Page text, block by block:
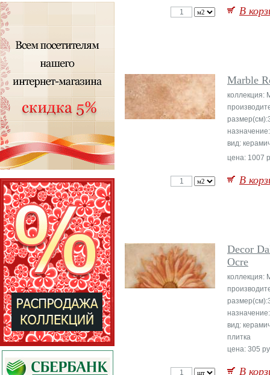
В
Marble
коллекция:
вид:
цена: 1007
В
Decor
Ocre
коллекция:
вид:
плитка
цена: 305
В